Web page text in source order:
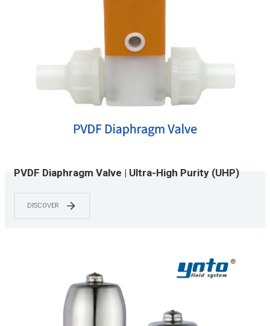
PVDF Diaphragm Valve | Ultra-High Purity (UHP)
Semiconductor Applications
DISCOVER